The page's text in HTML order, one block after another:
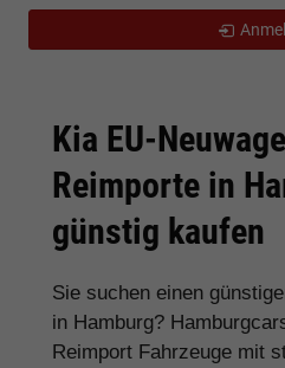
Kia EU-
Reimporte in
günstig kaufen
Sie suchen einen
in Hamburg?
Reimport Fahrzeuge mit